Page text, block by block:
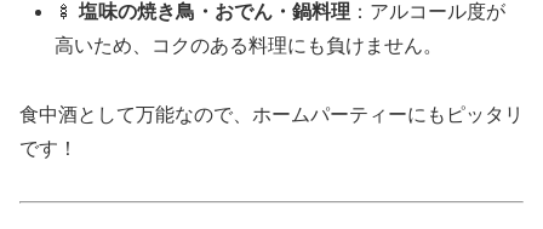
🍢塩味の焼き鳥・おでん・鍋料理 ：アルコール度が
高いため、コクのある料理にも負けません。
食中酒として万能なので、ホームパーティーにもピッタリ
です！